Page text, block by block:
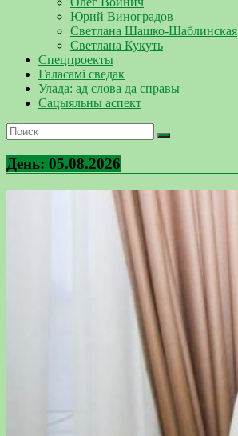
Юрий Виноградов
Светлана Шашко-Шаблинская
Светлана Кукуть
Спецпроекты
Галасамі сведак
Улада: ад слова да справы
Сацыяльны аспект
День: 05.08.2026